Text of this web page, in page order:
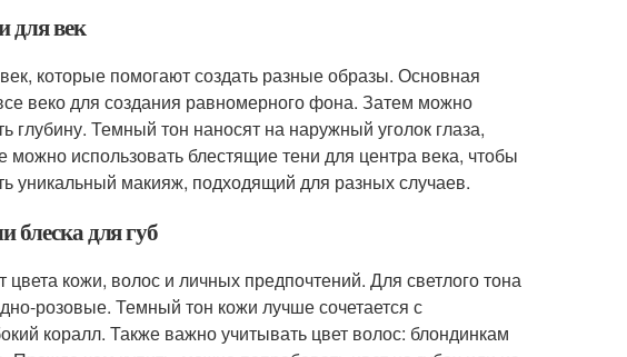
для век
которые помогают создать разные образы. Основная
веко для создания равномерного фона. Затем можно
глубину. Темный тон наносят на наружный уголок глаза,
использовать блестящие тени для центра века, чтобы
уникальный макияж, подходящий для разных случаев.
блеска для губ
кожи, волос и личных предпочтений. Для светлого тона
розовые. Темный тон кожи лучше сочетается с
коралл. Также важно учитывать цвет волос: блондинкам